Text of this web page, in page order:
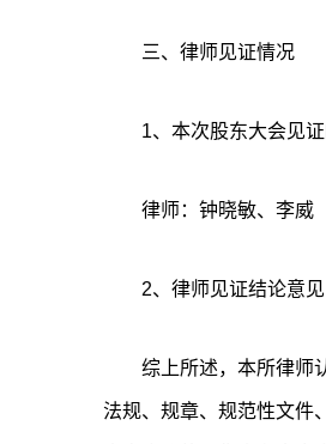
三、律师见证情况
1、本次股东大会见
律师：钟晓敏、李威
2、律师见证结论意见
综上所述，本所律师
法规、规章、规范性文件